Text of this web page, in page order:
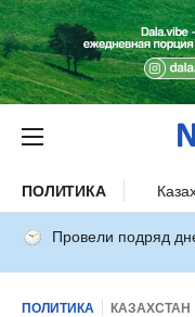
ПОЛИТИКА
Провели подряд
ПОЛИТИКА КАЗАХСТАН